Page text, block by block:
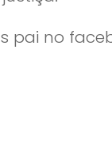
pai no